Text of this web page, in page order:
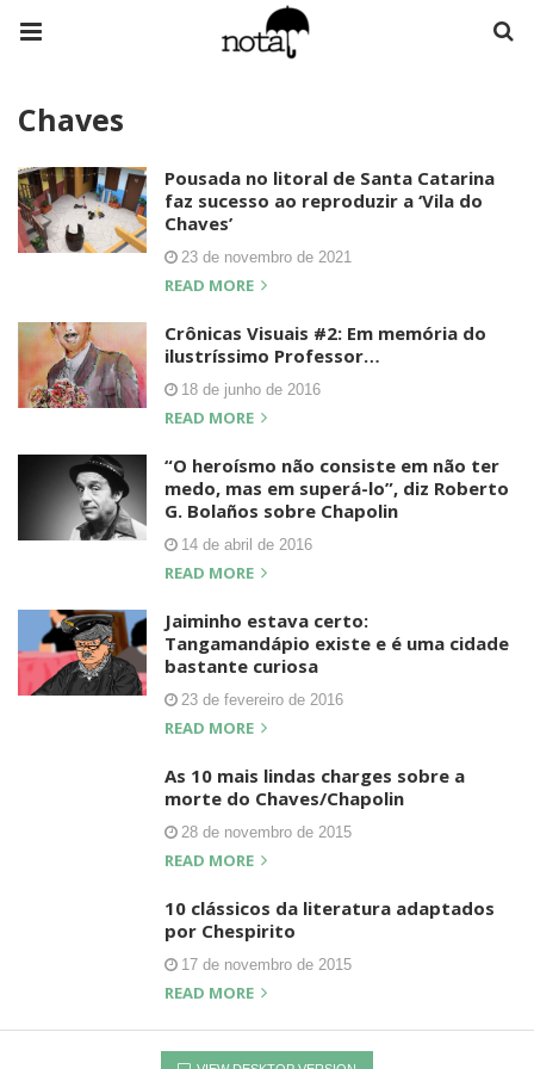
Chaves
Pousada no litoral de Santa Catarina
faz sucesso ao reproduzir a ‘Vila do
Chaves’
23 de novembro de 2021
READ MORE
Crônicas Visuais #2: Em memória do
ilustríssimo Professor…
18 de junho de 2016
READ MORE
“O heroísmo não consiste em não ter
medo, mas em superá-lo”, diz Roberto
G. Bolaños sobre Chapolin
14 de abril de 2016
READ MORE
Jaiminho estava certo:
Tangamandápio existe e é uma cidade
bastante curiosa
23 de fevereiro de 2016
READ MORE
As 10 mais lindas charges sobre a
morte do Chaves/Chapolin
28 de novembro de 2015
READ MORE
10 clássicos da literatura adaptados
por Chespirito
17 de novembro de 2015
READ MORE